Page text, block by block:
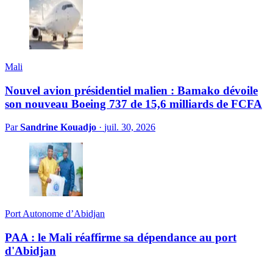
Mali
Nouvel avion présidentiel malien : Bamako dévoile
son nouveau Boeing 737 de 15,6 milliards de FCFA
ParSandrine Kouadjo · juil. 30, 2026
Port Autonome d’Abidjan
PAA : le Mali réaffirme sa dépendance au port
d'Abidjan